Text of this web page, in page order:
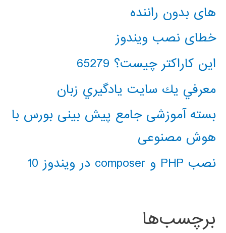
های بدون راننده
خطای نصب ویندوز
این کاراکتر چیست؟ 65279
معرفي يك سايت يادگيري زبان
بسته آموزشی جامع پیش بینی بورس با
هوش مصنوعی
نصب PHP و composer در ویندوز 10
برچسب‌ها